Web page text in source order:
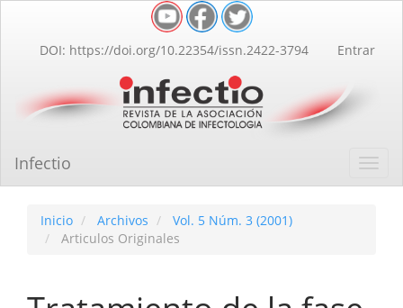
Contenido
principal
lateral
DOI: https://doi.org/10.22354/issn.2422-3794 Entrar
Infectio
Inicio Archivos
Vol. 5 Núm. 3 (2001)
Articulos Originales